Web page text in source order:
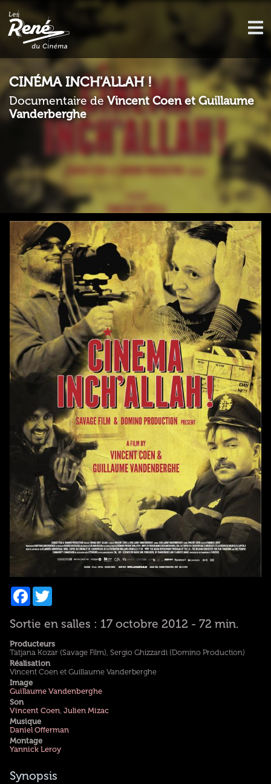
CINÉMA INCH'ALLAH !
Documentaire de Vincent Coen et Guillaume
Vanderberghe
Facebook
Twitter
Sortie en salles : 17 octobre 2012 - 72 min.
Producteurs
Tatjana Kozar (Savage Film), Sergio Ghizzardi (Domino Production)
Réalisation
Vincent Coen et Guillaume Vanderberghe
Image
Guillaume Vandenberghe
Son
Vincent Coen, Julien Mizac
Musique
Daniel Offerman
Montage
Yannick Leroy
Synopsis